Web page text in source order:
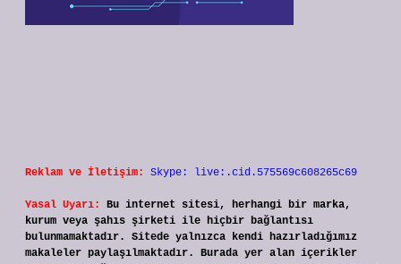
Reklam ve İletişim: Skype: live:.cid.575569c608265c69
Yasal Uyarı:
Bu internet sitesi, herhangi bir marka,
kurum veya şahıs şirketi ile hiçbir bağlantısı
bulunmamaktadır. Sitede yalnızca kendi hazırladığımız
makaleler paylaşılmaktadır. Burada yer alan içerikler